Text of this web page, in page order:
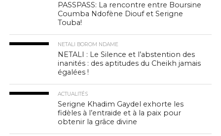
PASSPASS: La rencontre entre Boursine
Coumba Ndofène Diouf et Serigne
Touba!
NETALI BOROM NDAME
NETALI : Le Silence et l’abstention des
inanités : des aptitudes du Cheikh jamais
égalées !
ACTUALITÉS
Serigne Khadim Gaydel exhorte les
fidèles à l’entraide et à la paix pour
obtenir la grâce divine